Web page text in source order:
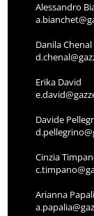
Alessandro
Danila Chenal
Erika David
Davide
Cinzia
Arianna